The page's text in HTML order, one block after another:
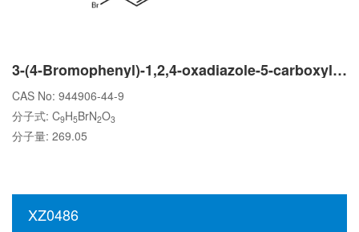
3-(4-Bromophenyl)-1,2,4-oxadiazole-5-carboxylic acid
CAS No: 944906-44-9
分子式: C9H5BrN2O3
分子量: 269.05
XZ0486